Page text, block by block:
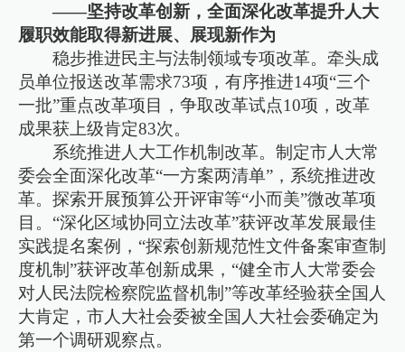
——坚持改革创新，全面深化改革提升人大
履职效能取得新进展、展现新作为
稳步推进民主与法制领域专项改革。牵头成
员单位报送改革需求73项，有序推进14项“三个
一批”重点改革项目，争取改革试点10项，改革
成果获上级肯定83次。
系统推进人大工作机制改革。制定市人大常
委会全面深化改革“一方案两清单”，系统推进改
革。探索开展预算公开评审等“小而美”微改革项
目。“深化区域协同立法改革”获评改革发展最佳
实践提名案例，“探索创新规范性文件备案审查制
度机制”获评改革创新成果，“健全市人大常委会
对人民法院检察院监督机制”等改革经验获全国人
大肯定，市人大社会委被全国人大社会委确定为
第一个调研观察点。